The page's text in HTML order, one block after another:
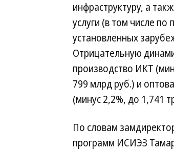
инфраструктуру, а
услуги (в том числе
установленных
Отрицательную
производство ИКТ
799 млрд руб.) и
(минус 2,2%, до 1,741
По словам
программ ИСИЭЗ